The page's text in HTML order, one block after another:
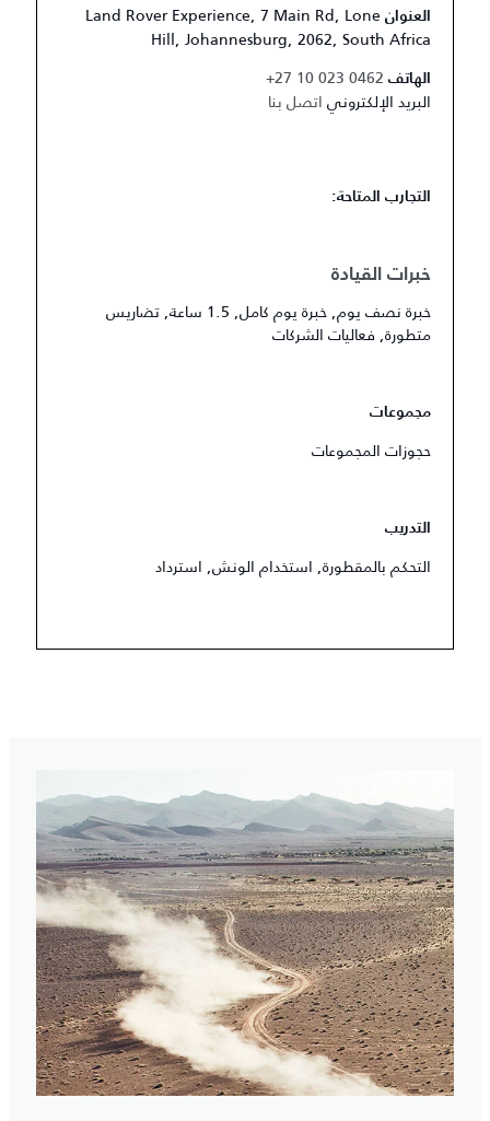
العنوان Land Rover Experience, 7 Main Rd, Lone
Hill, Johannesburg, 2062, South Africa
الهاتف +27 10 023 0462
البريد الإلكتروني اتصل بنا
التجارب المتاحة:
خبرات القيادة
خبرة نصف يوم, خبرة يوم كامل, 1.5 ساعة, تضاريس
متطورة, فعاليات الشركات
مجموعات
حجوزات المجموعات
التدريب
التحكم بالمقطورة, استخدام الونش, استرداد